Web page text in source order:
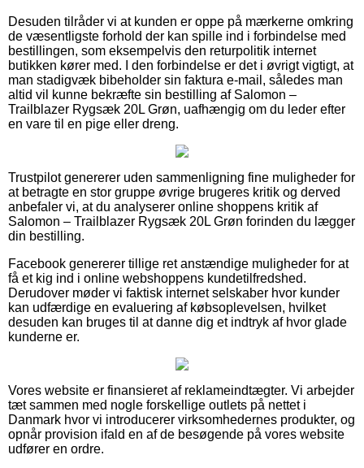
Desuden tilråder vi at kunden er oppe på mærkerne omkring
de væsentligste forhold der kan spille ind i forbindelse med
bestillingen, som eksempelvis den returpolitik internet
butikken kører med. I den forbindelse er det i øvrigt vigtigt, at
man stadigvæk bibeholder sin faktura e-mail, således man
altid vil kunne bekræfte sin bestilling af Salomon –
Trailblazer Rygsæk 20L Grøn, uafhængig om du leder efter
en vare til en pige eller dreng.
Trustpilot genererer uden sammenligning fine muligheder for
at betragte en stor gruppe øvrige brugeres kritik og derved
anbefaler vi, at du analyserer online shoppens kritik af
Salomon – Trailblazer Rygsæk 20L Grøn forinden du lægger
din bestilling.
Facebook genererer tillige ret anstændige muligheder for at
få et kig ind i online webshoppens kundetilfredshed.
Derudover møder vi faktisk internet selskaber hvor kunder
kan udfærdige en evaluering af købsoplevelsen, hvilket
desuden kan bruges til at danne dig et indtryk af hvor glade
kunderne er.
Vores website er finansieret af reklameindtægter. Vi arbejder
tæt sammen med nogle forskellige outlets på nettet i
Danmark hvor vi introducerer virksomhedernes produkter, og
opnår provision ifald en af de besøgende på vores website
udfører en ordre.